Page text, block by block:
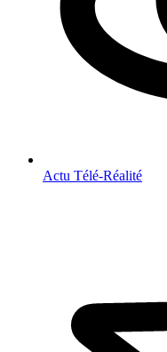
Actu Télé-Réalité